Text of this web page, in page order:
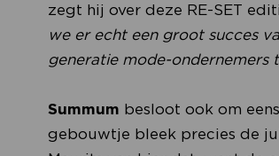
zegt hij over deze RE-SET
we er echt een groot succes
generatie mode-ondernemers
Summum besloot ook om
gebouwtje bleek precies de